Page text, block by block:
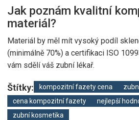
Jak poznám kvalitní
materiál?
Materiál by měl mít vysoký podíl
(minimálně 70%) a certifikaci ISO
vám sdělí váš zubní lékař.
Štítky: kompozitní fazety cena
cena kompozitní fazety
nejlepší
zubní kosmetika